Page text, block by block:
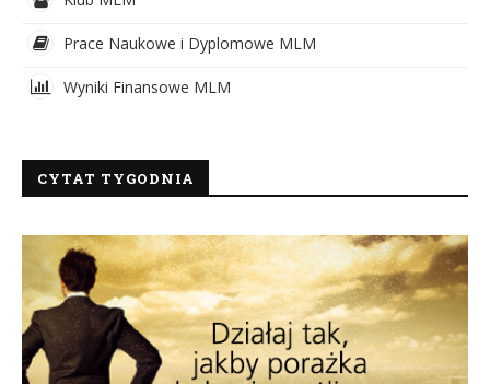
Prace Naukowe i Dyplomowe MLM
Wyniki Finansowe MLM
CYTAT TYGODNIA